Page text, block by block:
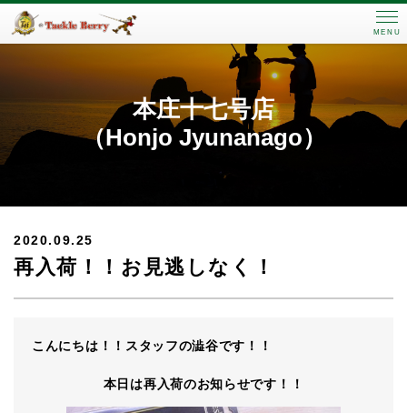
MENU
本庄十七号店
（Honjo Jyunanago）
2020.09.25
再入荷！！お見逃しなく！
こんにちは！！スタッフの澁谷です！！
本日は再入荷のお知らせです！！